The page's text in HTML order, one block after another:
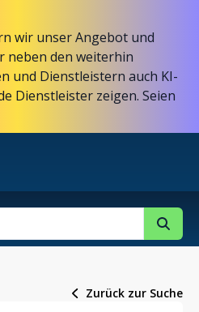
wir unser Angebot und
neben den weiterhin
und Dienstleistern auch KI-
Dienstleister zeigen. Seien
Zurück zur Suche